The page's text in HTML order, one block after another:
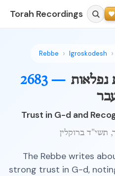
Torah Recordings
Rebbe Igroskodesh
2683 — נפלאות
Trust in G-d and
The Rebbe writes
strong trust in G-d,